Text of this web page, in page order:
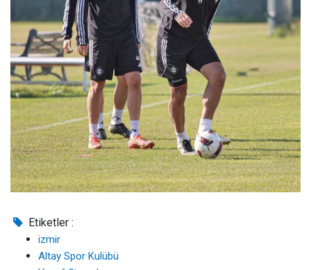
Etiketler :
izmir
Altay Spor Kulübü